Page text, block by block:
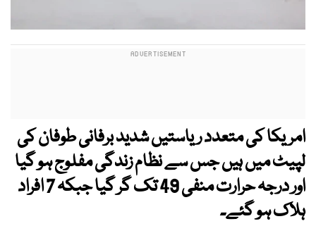
امریکا کی متعدد ریاستیں شدید برفانی طوفان کی
لپیٹ میں ہیں جس سے نظام زندگی مفلوج ہو گیا
اور درجہ حرارت منفی 49 تک گر گیا جبکہ 7 افراد
ہلاک ہو گئے۔